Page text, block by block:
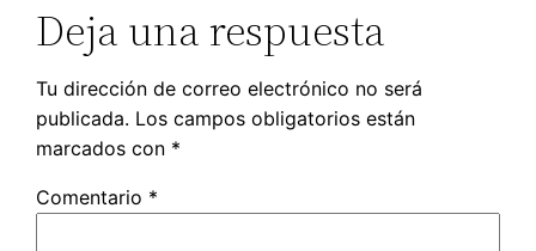
Deja una respuesta
Tu dirección de correo electrónico no será
publicada. Los campos obligatorios están
marcados con *
Comentario *